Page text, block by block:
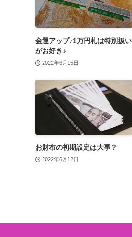
金運アップ♪1万円札は特別扱い
がお好き♪
2022年6月15日
お財布の初期設定は大事？
2022年6月12日